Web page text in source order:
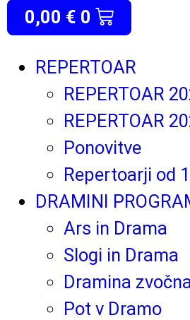
0,00 € 0
REPERTOAR
REPERTOAR
REPERTOAR
Ponovitve
Repertoarji od
DRAMINI
Ars in Drama
Slogi in Drama
Dramina
Pot v Dramo